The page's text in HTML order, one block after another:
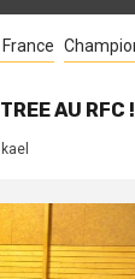
AU RFC !